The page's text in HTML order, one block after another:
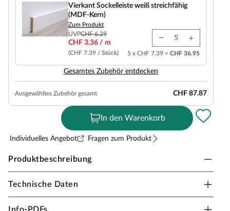
Vierkant Sockelleiste weiß streichfähig
(MDF-Kern)
Zum Produkt
UVPCHF 6.29
CHF 3.36 / m
(CHF 7.39 / Stück) 5 x CHF 7.39 = CHF 36.95
Gesamtes Zubehör entdecken
Ausgewähltes Zubehör gesamt CHF 87.87
In den Warenkorb
Individuelles Angebot Fragen zum Produkt
Produktbeschreibung
TIMEFLOOR Vinylboden Premium Klebevinyl
Beton Fliesenformat
Technische Daten